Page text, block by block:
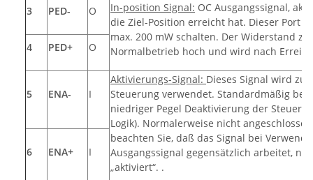
3 PED- O In-position Signal: OC Ausgangssignal,
die Ziel-Position erreicht hat. Dieser Port
max. 200 mW schalten. Der Widerstand
Normalbetrieb hoch und wird nach
4 PED+ O
5 ENA- I
Aktivierungs-Signal: Dieses Signal wird
Steuerung verwendet. Standardmäßig
niedriger Pegel Deaktivierung der
Logik). Normalerweise nicht
beachten Sie, daß das Signal bei
Ausgangssignal gegensätzlich arbeitet,
„aktiviert“. .
6 ENA+ I